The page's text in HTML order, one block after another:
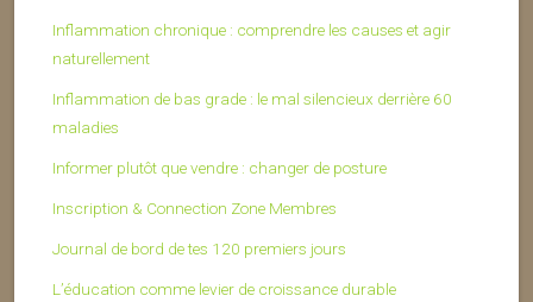
Inflammation chronique : comprendre les causes et agir
naturellement
Inflammation de bas grade : le mal silencieux derrière 60
maladies
Informer plutôt que vendre : changer de posture
Inscription & Connection Zone Membres
Journal de bord de tes 120 premiers jours
L’éducation comme levier de croissance durable